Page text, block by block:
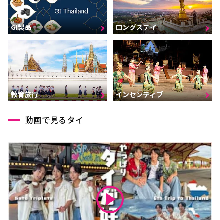
GI製品 ロングステイ
教育旅行 インセンティブ
動画で見るタイ